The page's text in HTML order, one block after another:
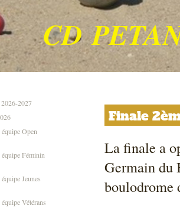
CD
2026-2027
Open
Féminin
Jeunes
Vétérans
Finale
La finale a
Germain du
boulodrome